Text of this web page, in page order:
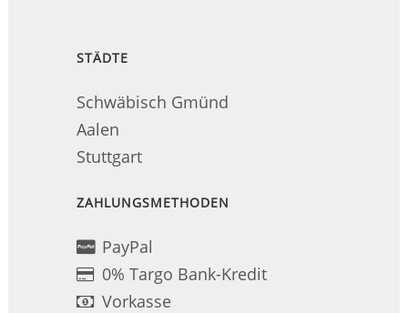
STÄDTE
Schwäbisch Gmünd
Aalen
Stuttgart
ZAHLUNGSMETHODEN
PayPal
0% Targo Bank-Kredit
Vorkasse